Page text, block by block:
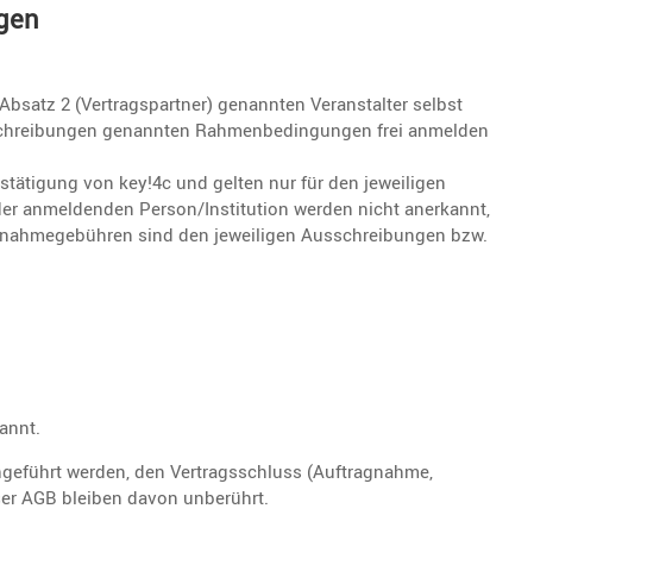
2 (Vertrags­partner) genannten Veran­stalter selbst
genannten Rahmen­be­din­gungen frei anmelden
von key!4c und gelten nur für den jewei­ligen
anmel­denden Person/Institution werden nicht anerkannt,
sind den jewei­ligen Ausschrei­bungen bzw.
werden, den Vertrags­schluss (Auftrag­nahme,
AGB bleiben davon unberührt.